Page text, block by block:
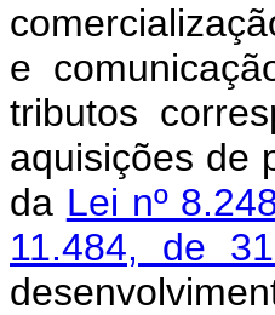
e
tributos
aquisições de
da Lei nº
11.484, de